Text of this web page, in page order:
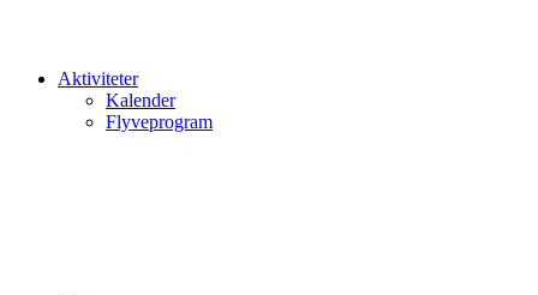
Aktiviteter
Kalender
Flyveprogram